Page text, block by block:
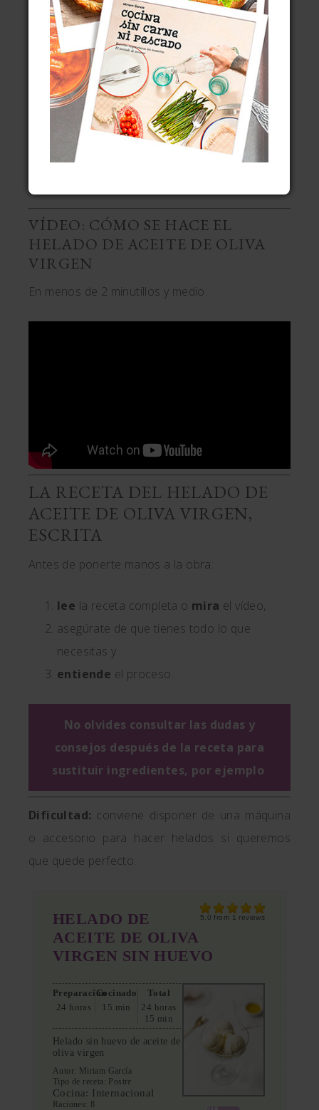
fórmula dehelado sin huevo
con maicena,
pero la verdad es que me agrada más esta.
Más fácil de hacer que cualquier helado es
un semifríoobiscuit , como estesemifrío de
chocolate y Nutella . Si te gustan los helados
de yogur, prueba este
helado de yogur y
VÍDEO: CÓMO SE HACE EL
HELADO DE ACEITE DE OLIVA
VIRGEN
En menos de 2 minutillos y medio:
LA RECETA DEL HELADO DE
ACEITE DE OLIVA VIRGEN,
ESCRITA
Antes de ponerte manos a la obra:
lee la receta completa o mira el vídeo,
asegúrate de que tienes todo lo que
necesitas y
entiende el proceso.
No olvides consultar las dudas y
consejos después de la receta para
sustituir ingredientes, por ejemplo.
Dificultad: conviene disponer de una máquina
o accesorio para hacer helados si queremos
que quede perfecto.
5.0 from 1 reviews
HELADO DE
ACEITE DE OLIVA
VIRGEN SIN HUEVO
Preparación
24 horas
Cocinado
15 min
Total
24 horas
15 min
Helado sin huevo de aceite de
oliva virgen
Autor: Miriam García
Tipo de receta: Postre
Cocina: Internacional
Raciones: 8